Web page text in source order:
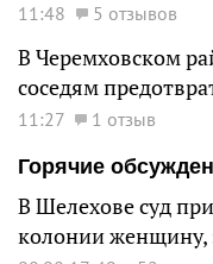
11:48 5 отзывов
В Черемховском
соседям
11:27
1 отзыв
Горячие
В Шелехове суд
колонии женщину,